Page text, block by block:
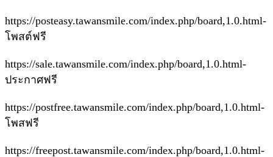
https://posteasy.tawansmile.com/index.php/board,1.0.html-
โพสต์ฟรี
https://sale.tawansmile.com/index.php/board,1.0.html-
ประกาศฟรี
https://postfree.tawansmile.com/index.php/board,1.0.html-
โพสฟรี
https://freepost.tawansmile.com/index.php/board,1.0.html-